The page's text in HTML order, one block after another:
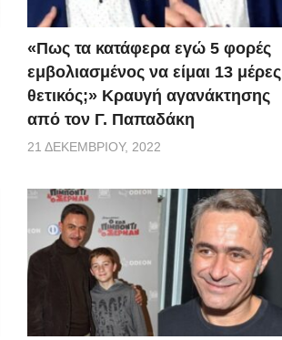
«Πως τα κατάφερα εγώ 5 φορές
εμβoλιασμένος να είμαι 13 μέρες
θετικός;» Κραυγή αγανάκτησης
από τον Γ. Παπαδάκη
21 ΔΕΚΕΜΒΡΊΟΥ, 2022